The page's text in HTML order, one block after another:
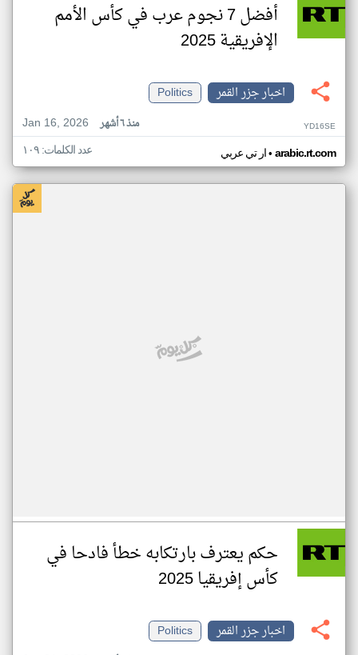
أفضل 7 نجوم عرب في كأس الأمم
الإفريقية 2025
اخبار جزر القمر
Politics
Jan 16, 2026
منذ ٦ أشهر YD16SE
ار تي عربي• arabic.rt.com عدد الكلمات: ١٠٩
حكم يعترف بارتكابه خطأ فادحا في
كأس إفريقيا 2025
اخبار جزر القمر
Politics